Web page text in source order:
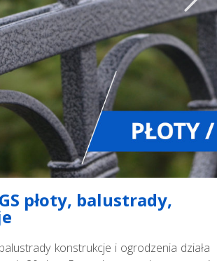
płoty, balustrady,
konstrukcje i ogrodzenia działa